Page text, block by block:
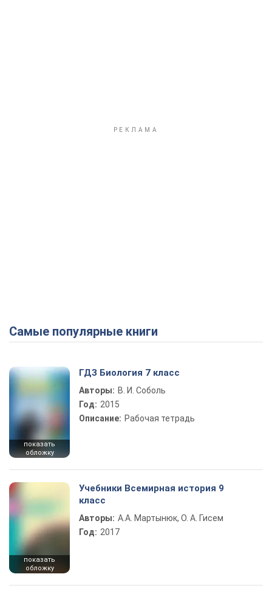
Самые популярные книги
показать
обложку
ГДЗ Биология 7 класс
Авторы: В. И. Соболь
Год: 2015
Описание: Рабочая тетрадь
показать
обложку
Учебники Всемирная история 9
класс
Авторы: А.А. Мартынюк, О. А. Гисем
Год: 2017